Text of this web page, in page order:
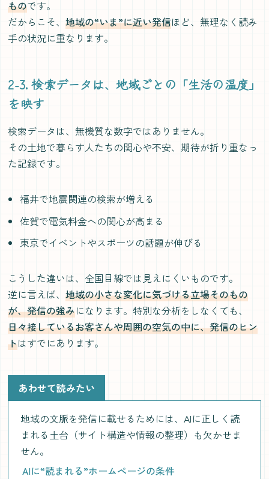
ものです。
だからこそ、地域の“いま”に近い発信ほど、無理なく読み
手の状況に重なります。
2-3. 検索データは、地域ごとの「生活の温度」
を映す
検索データは、無機質な数字ではありません。
その土地で暮らす人たちの関心や不安、期待が折り重なっ
た記録です。
福井で地震関連の検索が増える
佐賀で電気料金への関心が高まる
東京でイベントやスポーツの話題が伸びる
こうした違いは、全国目線では見えにくいものです。
逆に言えば、地域の小さな変化に気づける立場そのもの
が、発信の強みになります。特別な分析をしなくても、
日々接しているお客さんや周囲の空気の中に、発信のヒン
トはすでにあります。
あわせて読みたい
地域の文脈を発信に載せるためには、AIに正しく読
まれる土台（サイト構造や情報の整理）も欠かせま
せん。
AIに“読まれる”ホームページの条件